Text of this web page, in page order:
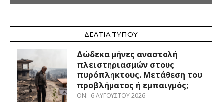
ΔΕΛΤΊΑ ΤΎΠΟΥ
Δώδεκα μήνες αναστολή
πλειστηριασμών στους
πυρόπληκτους. Μετάθεση του
προβλήματος ή εμπαιγμός;
ON: 6 ΑΥΓΟΎΣΤΟΥ 2026